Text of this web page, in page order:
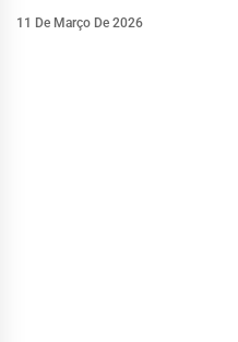
11 De Março De 2026